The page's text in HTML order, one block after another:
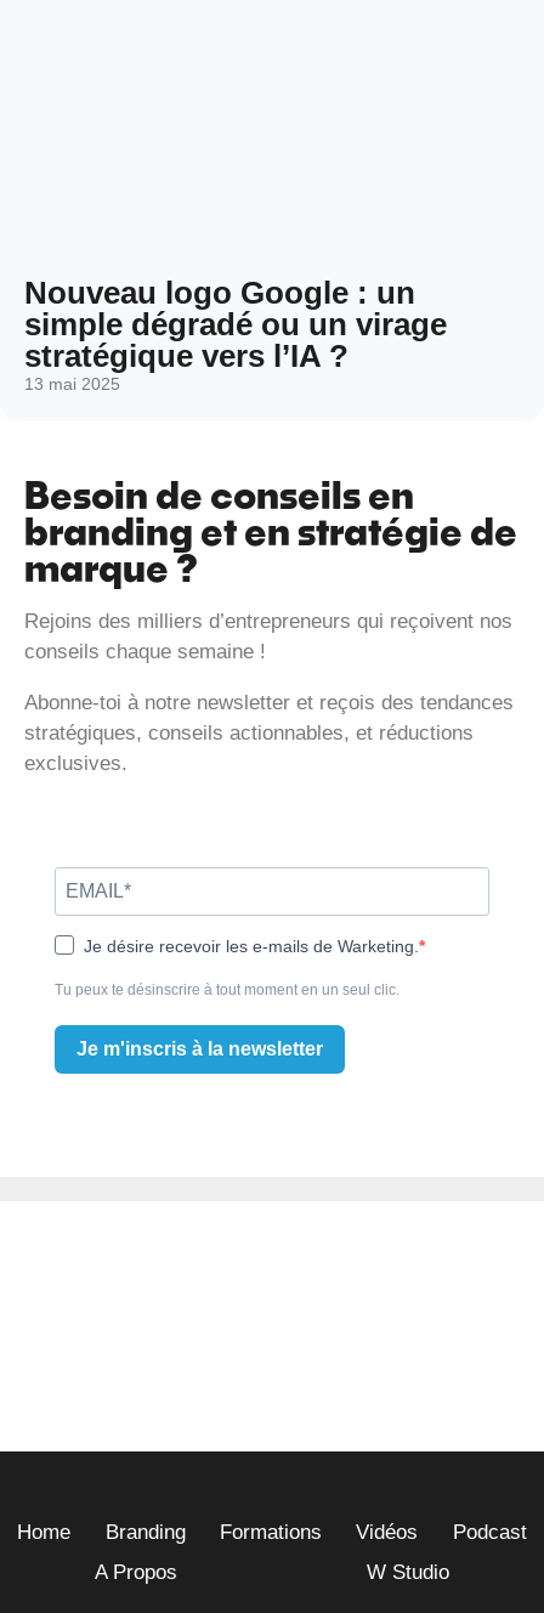
Nouveau logo Google : un
simple dégradé ou un virage
stratégique vers l’IA ?
13 mai 2025
Besoin de conseils en
branding et en stratégie de
marque ?
Rejoins des milliers d’entrepreneurs qui reçoivent nos
conseils chaque semaine !
Abonne-toi à notre newsletter et reçois des tendances
stratégiques, conseils actionnables, et réductions
exclusives.
Je désire recevoir les e-mails de Warketing.
Tu peux te désinscrire à tout moment en un seul clic.
Je m'inscris à la newsletter
Home Branding Formations Vidéos
Podcast
A Propos
W Studio